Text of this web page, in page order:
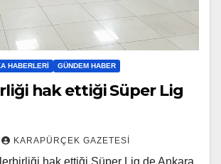
HABERLERI GÜNDEM HABER
hak ettiği Süper Lig
KARAPÜRÇEK GAZETESİ
hak ettiği Süper Lig de Ankara